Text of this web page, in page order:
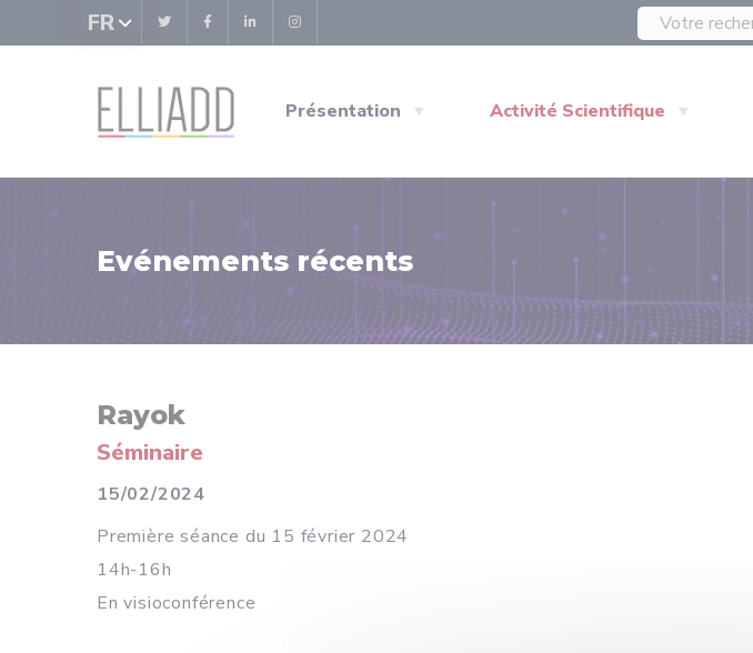
Présentation Activité Scientifique
FR
Evénements récents
Rayok
Séminaire
15/02/2024
Première séance du 15 février 2024
14h-16h
En visioconférence
Panneau de gestion des cookies